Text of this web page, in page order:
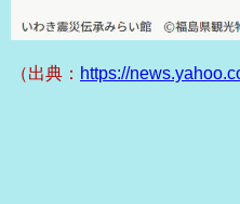
（出典： https://